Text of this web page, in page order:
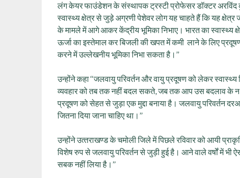
लंग केयर फाउंडेशन के संस्थापक ट्रस्टी प्रोफेसर डॉक्टर अरविंद
स्वास्थ्य क्षेत्र से जुड़े अग्रणी पेशेवर लोग यह चाहते हैं कि यह क्षेत्र
के मामले में आगे आकर केंद्रीय भूमिका निभाए। भारत का स्वास्थ्य
ऊर्जा का इस्तेमाल कर बिजली की खपत में कमी लाने के लिए
करने में उल्लेखनीय भूमिका निभा सकता है।’’
उन्‍होंने कहा ‘‘जलवायु परिवर्तन और वायु प्रदूषण को लेकर
व्‍यवहार को तब तक नहीं बदल सकते, जब तक आप उस बदलाव के न
प्रदूषण को सेहत से जुड़ा एक मुद्दा बनाया है। जलवायु परिवर्तन
जितना दिया जाना चाहिए था।’’
उन्‍होंने उत्‍तराखण्‍ड के चमोली जिले में पिछले रविवार को आयी
विशेष रुप से जलवायु परिवर्तन से जुड़ी हुई है। आने वाले वर्षों में भी
सबक नहीं लिया है।’’